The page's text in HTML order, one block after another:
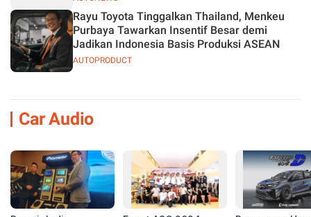
AUTOPRODUCT
Rayu Toyota Tinggalkan Thailand, Menkeu
Purbaya Tawarkan Insentif Besar demi
Jadikan Indonesia Basis Produksi ASEAN
Car Audio